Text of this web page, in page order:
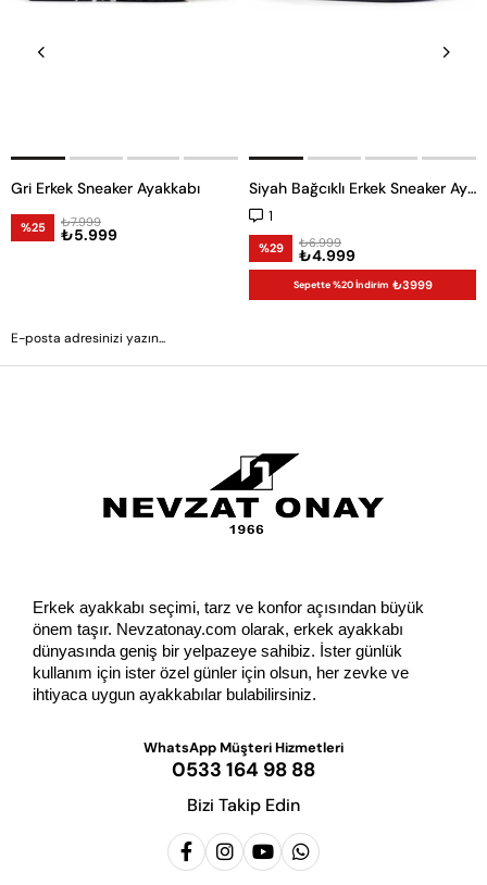
Gri Erkek Sneaker Ayakkabı
%25 ₺5.999
₺7.999
Siyah Bağcıklı Erkek Sneaker Ayakkabı
1
%29 ₺4.999
₺6.999
Sepette %20 İndirim ₺3999
Erkek ayakkabı seçimi, tarz ve konfor açısından büyük
önem taşır. Nevzatonay.com olarak, erkek ayakkabı
dünyasında geniş bir yelpazeye sahibiz. İster günlük
kullanım için ister özel günler için olsun, her zevke ve
ihtiyaca uygun ayakkabılar bulabilirsiniz.
WhatsApp Müşteri Hizmetleri
0533 164 98 88
Bizi Takip Edin